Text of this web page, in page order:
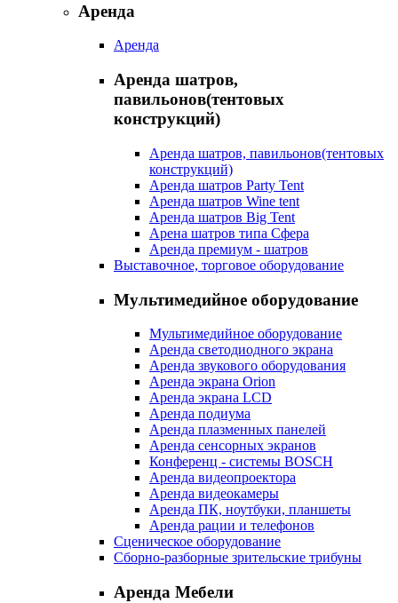
Аренда
Аренда
Аренда шатров,
павильонов(тентовых
конструкций)
Аренда шатров, павильонов(тентовых
конструкций)
Аренда шатров Party Tent
Аренда шатров Wine tent
Аренда шатров Big Tent
Арена шатров типа Сфера
Аренда премиум - шатров
Выставочное, торговое оборудование
Мультимедийное оборудование
Мультимедийное оборудование
Аренда светодиодного экрана
Аренда звукового оборудования
Аренда экрана Orion
Аренда экрана LCD
Аренда подиума
Аренда плазменных панелей
Аренда сенсорных экранов
Конференц - системы BOSCH
Аренда видеопроектора
Аренда видеокамеры
Аренда ПК, ноутбуки, планшеты
Аренда рации и телефонов
Сценическое оборудование
Сборно-разборные зрительские трибуны
Аренда Мебели